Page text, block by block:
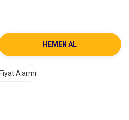
HEMEN AL
Fiyat Alarmı